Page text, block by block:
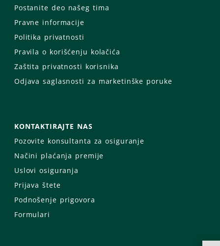
Postanite deo našeg tima
Pravne informacije
Politika privatnosti
Pravila o korišćenju kolačića
Zaštita privatnosti korisnika
Odjava saglasnosti za marketinške poruke
KONTAKTIRAJTE NAS
Pozovite konsultanta za osiguranje
Načini plaćanja premije
Uslovi osiguranja
Prijava štete
Podnošenje prigovora
Formulari